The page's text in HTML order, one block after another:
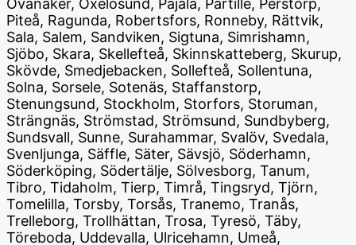
Ovanåker, Oxelösund, Pajala, Partille, Perstorp,
Piteå, Ragunda, Robertsfors, Ronneby, Rättvik,
Sala, Salem, Sandviken, Sigtuna, Simrishamn,
Sjöbo, Skara, Skellefteå, Skinnskatteberg, Skurup,
Skövde, Smedjebacken, Sollefteå, Sollentuna,
Solna, Sorsele, Sotenäs, Staffanstorp,
Stenungsund, Stockholm, Storfors, Storuman,
Strängnäs, Strömstad, Strömsund, Sundbyberg,
Sundsvall, Sunne, Surahammar, Svalöv, Svedala,
Svenljunga, Säffle, Säter, Sävsjö, Söderhamn,
Söderköping, Södertälje, Sölvesborg, Tanum,
Tibro, Tidaholm, Tierp, Timrå, Tingsryd, Tjörn,
Tomelilla, Torsby, Torsås, Tranemo, Tranås,
Trelleborg, Trollhättan, Trosa, Tyresö, Täby,
Töreboda, Uddevalla, Ulricehamn, Umeå,